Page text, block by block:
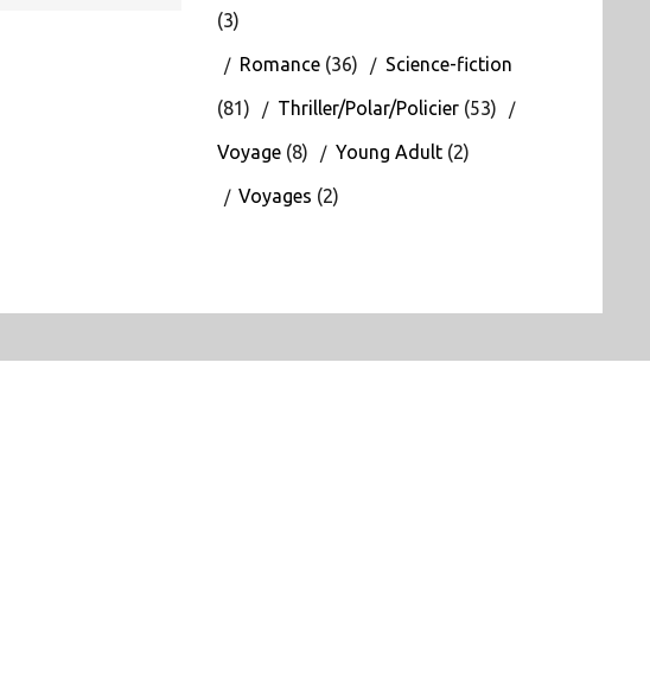
(3)
Romance(36) Science-fiction
(81) Thriller/Polar/Policier(53)
Voyage(8) Young Adult(2)
Voyages (2)